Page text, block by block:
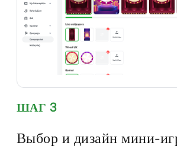
ШАГ 3
Выбор и дизайн мини-